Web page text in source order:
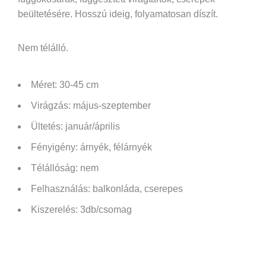
beültetésére. Hosszú ideig, folyamatosan díszít.
Nem télálló.
Méret: 30-45 cm
Virágzás: május-szeptember
Ültetés: január/április
Fényigény: árnyék, félárnyék
Télállóság: nem
Felhasználás: balkonláda, cserepes
Kiszerelés: 3db/csomag